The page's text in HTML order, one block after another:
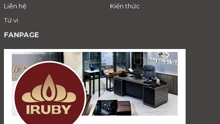
Liên hệ
Kiến thức
Tử vi
FANPAGE